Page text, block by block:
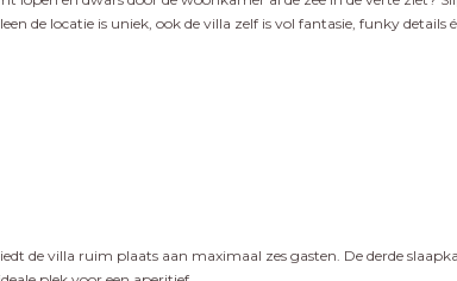
de locatie is uniek, ook de villa zelf is vol fantasie, funky
de villa ruim plaats aan maximaal zes gasten. De derde